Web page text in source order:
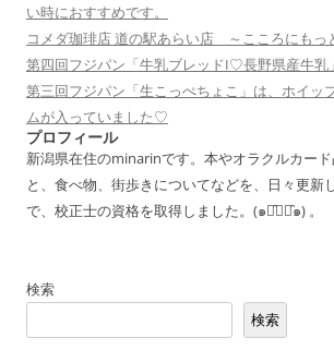
い時におすすめです。
コメダ珈琲店 道の駅あらい店 ～こころにもっ
第四回フジパン「牛乳ブレッドI♡長野県産牛乳
第三回フジパン「生こっぺちょこ」は、ホイッ
ムが入っていました♡
プロフィール
新潟県在住のminarinです。本やオラクルカー
と、食べ物、街歩きについてなどを、日々更新
で、校正士の資格を取得しました。(๑･̑◡･̑๑) 。
検索
検索